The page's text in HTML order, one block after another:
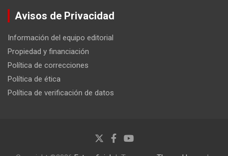
Avisos de Privacidad
Información del equipo editorial
Propiedad y financiación
Política de correcciones
Política de ética
Política de verificación de datos